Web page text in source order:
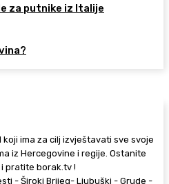
za putnike iz Italije
ima za cilj izvještavati sve svoje
iz Hercegovine i regije. Ostanite
pratite borak.tv !
- Široki Brijeg- Ljubuški - Grude -